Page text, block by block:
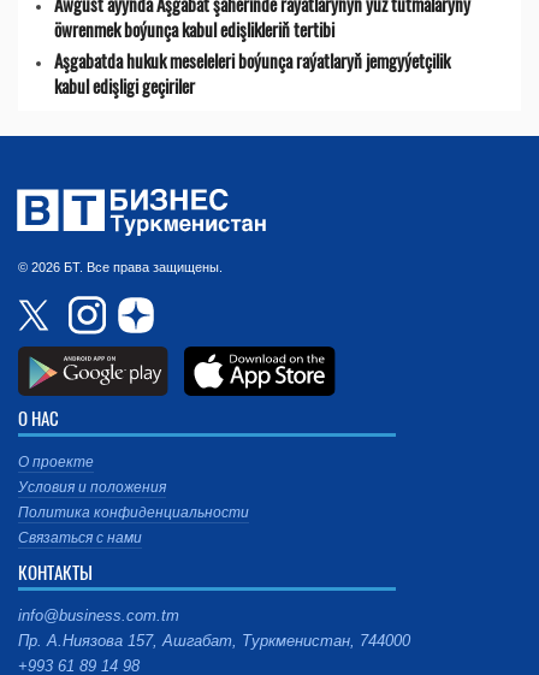
öwrenmek boýunça kabul edişlikleriň tertibi
Aşgabatda hukuk meseleleri boýunça raýatlaryň jemgyýetçilik
kabul edişligi geçiriler
© 2026 БТ. Все права защищены.
О НАС
О проекте
Условия и положения
Политика конфиденциальности
Связаться с нами
КОНТАКТЫ
info@business.com.tm
Пр. А.Ниязова 157, Ашгабат, Туркменистан, 744000
+993 61 89 14 98